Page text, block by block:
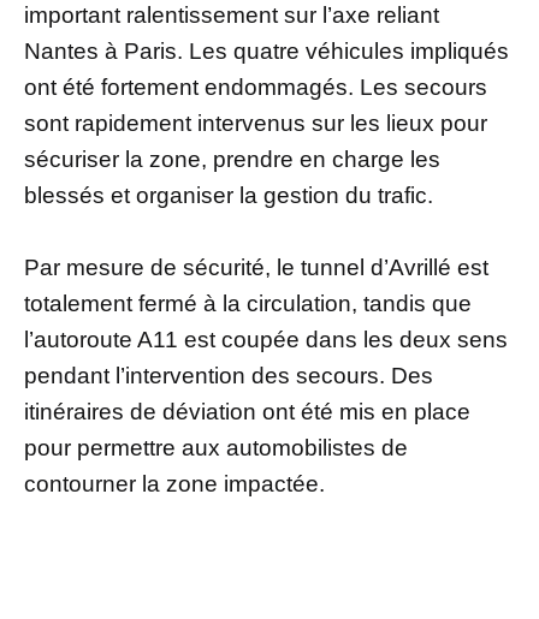
important ralentissement sur l’axe reliant
Nantes à Paris. Les quatre véhicules impliqués
ont été fortement endommagés. Les secours
sont rapidement intervenus sur les lieux pour
sécuriser la zone, prendre en charge les
blessés et organiser la gestion du trafic.
Par mesure de sécurité, le tunnel d’Avrillé est
totalement fermé à la circulation, tandis que
l’autoroute A11 est coupée dans les deux sens
pendant l’intervention des secours. Des
itinéraires de déviation ont été mis en place
pour permettre aux automobilistes de
contourner la zone impactée.